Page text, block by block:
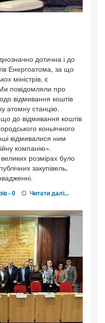
дотична і до
Енергоатома, за що
міністрів, є
повідомляли про
відмивання коштів
атомну станцію.
до відмивання коштів
коньячного
відмивалися ним
компанію».
розмірах було
закупівель,
- 0 Читати далі...